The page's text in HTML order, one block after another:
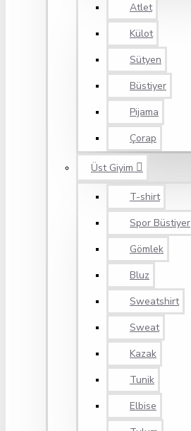
Atlet
Külot
Sütyen
Büstiyer
Pijama
Çorap
Üst Giyim
T-shirt
Spor Büstiyer
Gömlek
Bluz
Sweatshirt
Sweat
Kazak
Tunik
Elbise